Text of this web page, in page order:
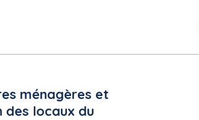
ménagères et
locaux du